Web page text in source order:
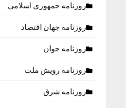
روزنامه جمهوري اسلامي
روزنامه جهان اقتصاد
روزنامه جوان
روزنامه رویش ملت
روزنامه شرق